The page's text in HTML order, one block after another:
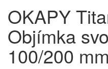
OKAPY
Objímka
100/200 mm